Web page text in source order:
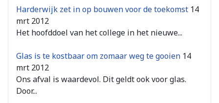
Harderwijk zet in op bouwen voor de toekomst 14
mrt 2012
Het hoofddoel van het college in het nieuwe...
Glas is te kostbaar om zomaar weg te gooien 14
mrt 2012
Ons afval is waardevol. Dit geldt ook voor glas.
Door...